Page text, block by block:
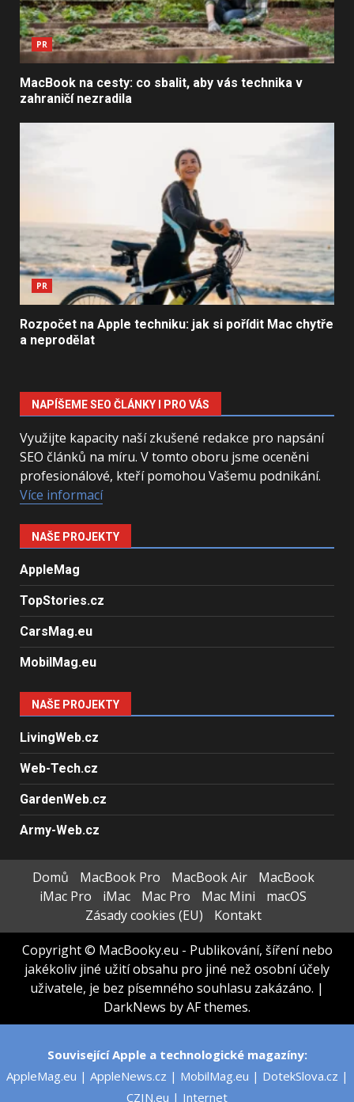
PR
MacBook na cesty: co sbalit, aby vás technika v
zahraničí nezradila
PR
Rozpočet na Apple techniku: jak si pořídit Mac chytře
a neprodělat
NAPÍŠEME SEO ČLÁNKY I PRO VÁS
Využijte kapacity naší zkušené redakce pro napsání
SEO článků na míru. V tomto oboru jsme oceněni
profesionálové, kteří pomohou Vašemu podnikání.
Více informací
NAŠE PROJEKTY
AppleMag
TopStories.cz
CarsMag.eu
MobilMag.eu
NAŠE PROJEKTY
LivingWeb.cz
Web-Tech.cz
GardenWeb.cz
Army-Web.cz
Domů MacBook Pro MacBook Air
MacBook
iMac Pro
iMac Mac Pro Mac Mini
macOS
Zásady cookies (EU)
Kontakt
Copyright © MacBooky.eu - Publikování, šíření nebo
jakékoliv jiné užití obsahu pro jiné než osobní účely
uživatele, je bez písemného souhlasu zakázáno. |
DarkNews by AF themes.
Související Apple a technologické magazíny:
AppleMag.eu | AppleNews.cz | MobilMag.eu | DotekSlova.cz |
CZIN.eu | Internet